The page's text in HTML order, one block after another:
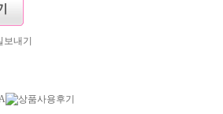
상품사용후기